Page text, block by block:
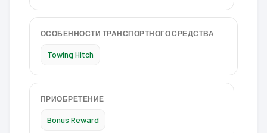
ОСОБЕННОСТИ ТРАНСПОРТНОГО СРЕДСТВА
Towing Hitch
ПРИОБРЕТЕНИЕ
Bonus Reward